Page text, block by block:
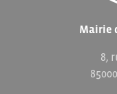
Mairie
8,